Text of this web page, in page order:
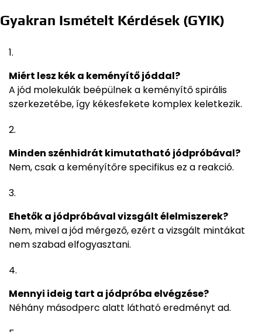
Gyakran Ismételt Kérdések (GYIK)
Miért lesz kék a keményítő jóddal?
A jód molekulák beépülnek a keményítő spirális
szerkezetébe, így kékesfekete komplex keletkezik.
Minden szénhidrát kimutatható jódpróbával?
Nem, csak a keményítőre specifikus ez a reakció.
Ehetők a jódpróbával vizsgált élelmiszerek?
Nem, mivel a jód mérgező, ezért a vizsgált mintákat
nem szabad elfogyasztani.
Mennyi ideig tart a jódpróba elvégzése?
Néhány másodperc alatt látható eredményt ad.